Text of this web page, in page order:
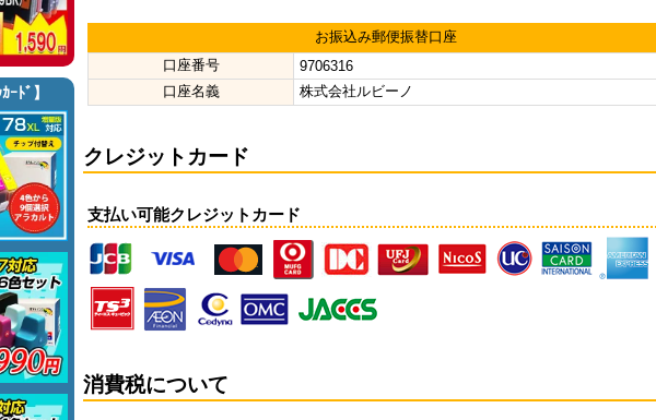
お振込み郵便振替口座
口座番号
9706316
口座名義
株式会社ルビーノ
クレジットカード
支払い可能クレジットカード
消費税について